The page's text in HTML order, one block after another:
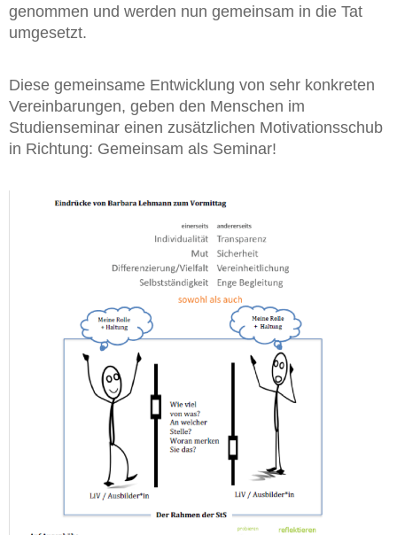
genommen und werden nun gemeinsam in die Tat
umgesetzt.
Diese gemeinsame Entwicklung von sehr konkreten
Vereinbarungen, geben den Menschen im
Studienseminar einen zusätzlichen Motivationsschub
in Richtung: Gemeinsam als Seminar!